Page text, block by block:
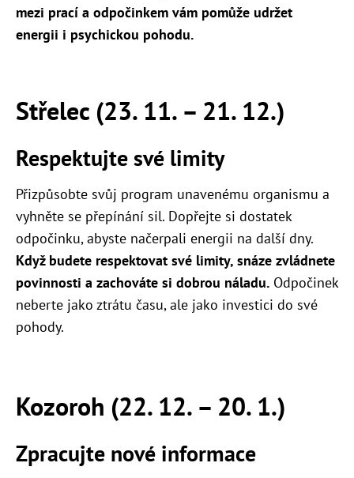
mezi prací a odpočinkem vám pomůže udržet
energii i psychickou pohodu.
Střelec (23. 11. – 21. 12.)
Respektujte své limity
Přizpůsobte svůj program unavenému organismu a
vyhněte se přepínání sil. Dopřejte si dostatek
odpočinku, abyste načerpali energii na další dny.
Když budete respektovat své limity, snáze zvládnete
povinnosti a zachováte si dobrou náladu. Odpočinek
neberte jako ztrátu času, ale jako investici do své
pohody.
Kozoroh (22. 12. – 20. 1.)
Zpracujte nové informace